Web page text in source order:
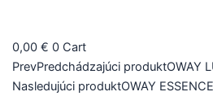
0,00 € 0 Cart
PrevPredchádzajúci produktOWAY
Nasledujúci produktOWAY